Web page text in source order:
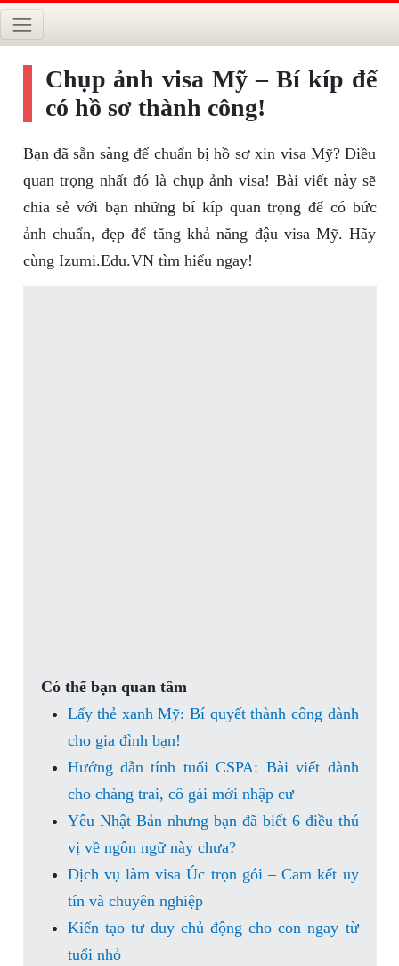
Chụp ảnh visa Mỹ – Bí kíp để
có hồ sơ thành công!
Bạn đã sẵn sàng để chuẩn bị hồ sơ xin visa Mỹ? Điều
quan trọng nhất đó là chụp ảnh visa! Bài viết này sẽ
chia sẻ với bạn những bí kíp quan trọng để có bức
ảnh chuẩn, đẹp để tăng khả năng đậu visa Mỹ. Hãy
cùng Izumi.Edu.VN tìm hiểu ngay!
Có thể bạn quan tâm
Lấy thẻ xanh Mỹ: Bí quyết thành công dành
cho gia đình bạn!
Hướng dẫn tính tuổi CSPA: Bài viết dành
cho chàng trai, cô gái mới nhập cư
Yêu Nhật Bản nhưng bạn đã biết 6 điều thú
vị về ngôn ngữ này chưa?
Dịch vụ làm visa Úc trọn gói – Cam kết uy
tín và chuyên nghiệp
Kiến tạo tư duy chủ động cho con ngay từ
tuổi nhỏ